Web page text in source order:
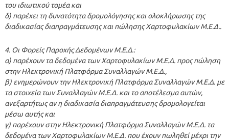
του ιδιωτικού τομέα και
δ) παρέχει τη δυνατότητα δρομολόγησης και ολοκλήρωσης της
διαδικασίας διαπραγμάτευσης και πώλησης Χαρτοφυλακίων Μ.Ε.Δ..
4. Οι Φορείς Παροχής Δεδομένων Μ.Ε.Δ.:
α) παρέχουν τα δεδομένα των Χαρτοφυλακίων Μ.Ε.Δ. προς πώληση
στην Ηλεκτρονική Πλατφόρμα Συναλλαγών Μ.Ε.Δ.,
β) ενημερώνουν την Ηλεκτρονική Πλατφόρμα Συναλλαγών Μ.Ε.Δ. με
τα στοιχεία των Συναλλαγών Μ.Ε.Δ. και το αποτέλεσμα αυτών,
ανεξαρτήτως αν η διαδικασία διαπραγμάτευσης δρομολογείται
μέσω αυτής και
γ) παρέχουν στην Ηλεκτρονική Πλατφόρμα Συναλλαγών Μ.Ε.Δ. τα
δεδομένα των Χαρτοφυλακίων Μ.Ε.Δ. που έχουν πωληθεί μέχρι την